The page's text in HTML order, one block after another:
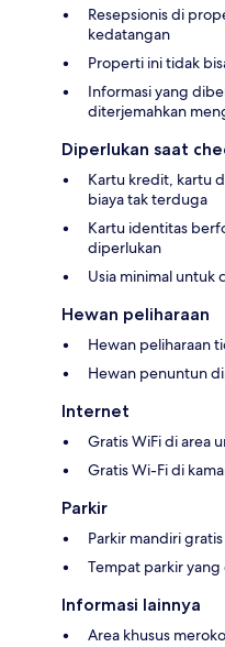
Resepsionis di
kedatangan
Properti ini tidak
Informasi yang
diterjemahkan
Diperlukan saat
Kartu kredit, kartu
biaya tak terduga
Kartu identitas
diperlukan
Usia minimal untuk
Hewan peliharaan
Hewan peliharaan
Hewan penuntun
Internet
Gratis WiFi di area
Gratis Wi-Fi di
Parkir
Parkir mandiri
Tempat parkir
Informasi lainnya
Area khusus